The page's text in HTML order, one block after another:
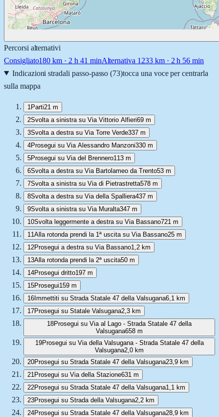
Percorsi alternativi
Consigliato180 km · 2 h 41 minAlternativa 1 233km · 2 h 56 min
Indicazioni stradali passo-passo (73)tocca una voce per centrarla
sulla mappa
1 Parti21 m
2Svolta a sinistra su Via Vittorio Alfieri69 m
3Svolta a destra su Via Torre Verde337 m
4Prosegui su Via Alessandro Manzoni330 m
5Prosegui su Via del Brennero113 m
6Svolta a destra su Via Bartolameo da Trento53 m
7Svolta a sinistra su Via di Pietrastretta578 m
8Svolta a destra su Via della Spalliera437 m
9Svolta a sinistra su Via Muralta347 m
10Svolta leggermente a destra su Via Bassano721 m
11Alla rotonda prendi la 1ª uscita su Via Bassano25 m
12Prosegui a destra su Via Bassano1,2 km
13Alla rotonda prendi la 2ª uscita50 m
14Prosegui dritto197 m
15Prosegui159 m
16Immettiti su Strada Statale 47 della Valsugana6,1 km
17Prosegui su Statale Valsugana2,3 km
18Prosegui su Via al Lago - Strada Statale 47 della
Valsugana658 m
19Prosegui su Via della Valsugana - Strada Statale 47 della
Valsugana2,0 km
20Prosegui su Strada Statale 47 della Valsugana23,9 km
21 Prosegui su Via della Stazione631 m
22Prosegui su Strada Statale 47 della Valsugana1,1 km
23Prosegui su Strada della Valsugana2,2 km
24Prosegui su Strada Statale 47 della Valsugana28,9 km